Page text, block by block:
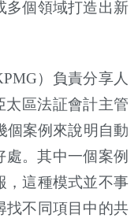
多個領域打造出新
）負責分享人
太區法証會計主管
個案例來說明自動
處。其中一個案例
，這種模式並不事
找不同項目中的共